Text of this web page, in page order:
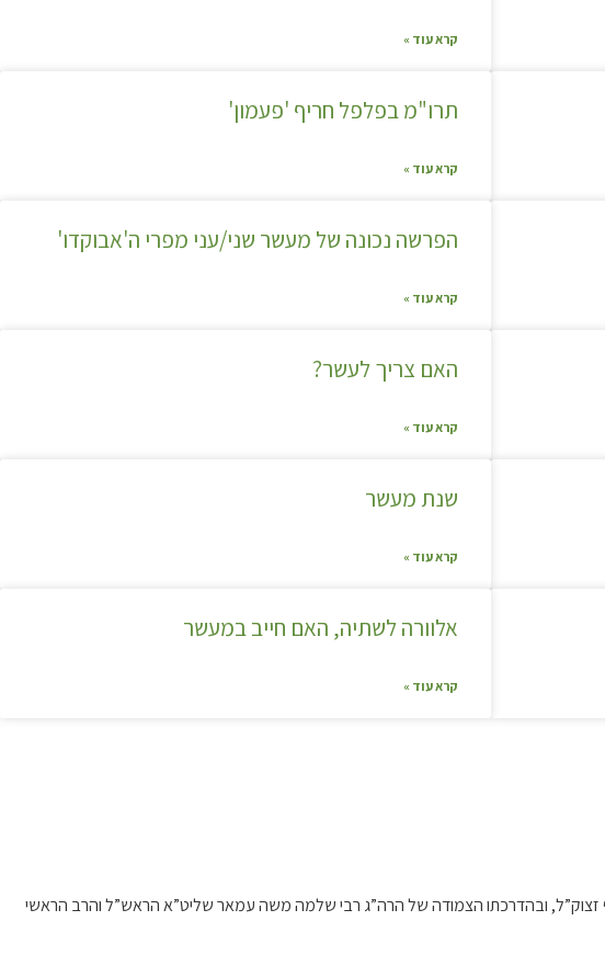
קרא עוד »
תרו"מ בפלפל חריף 'פעמון'
קרא עוד »
הפרשה נכונה של מעשר שני/עני מפרי ה'אבוקדו'
קרא עוד »
האם צריך לעשר?
קרא עוד »
שנת מעשר
קרא עוד »
אלוורה לשתיה, האם חייב במעשר
קרא עוד »
זצוק”ל, ובהדרכתו הצמודה של הרה”ג רבי שלמה משה עמאר שליט”א הראש”ל והרב הראשי